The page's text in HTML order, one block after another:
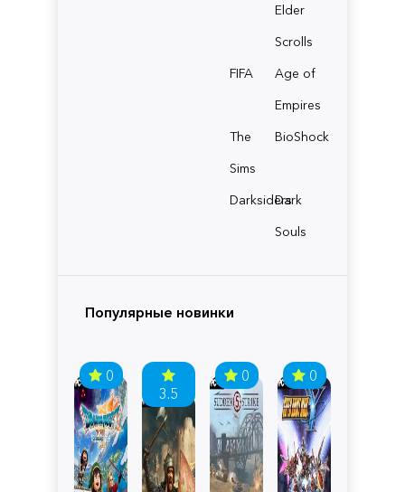
Elder
Scrolls
FIFA
Age of
Empires
The
Sims
BioShock
Darksiders
Dark
Souls
Популярные новинки
0
3.5
0 0